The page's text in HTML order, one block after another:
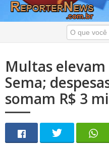
Multas
Sema;
somam R$ 3 mi